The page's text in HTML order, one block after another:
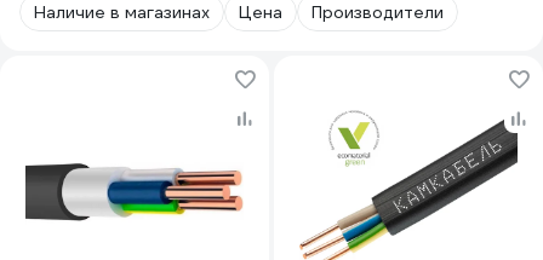
Наличие в магазинах Цена Производители